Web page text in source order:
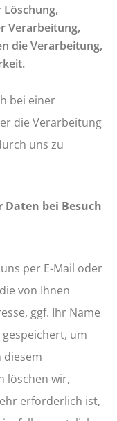
Verarbeitung,
die Verarbeitung,
bei einer
die Verarbeitung
uns zu
Daten bei Besuch
per E-Mail oder
von Ihnen
ggf. Ihr Name
um
diesem
löschen wir,
erforderlich ist,